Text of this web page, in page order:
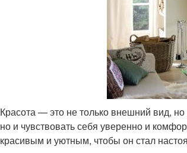
Красота — это не только внешний вид,
но и чувствовать себя уверенно и
красивым и уютным, чтобы он стал